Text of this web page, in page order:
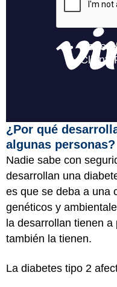
¿Por qué
algunas personas?
Nadie sabe con
desarrollan una
es que se deba a una
genéticos y
la desarrollan tienen
también la tienen.
La diabetes tipo 2